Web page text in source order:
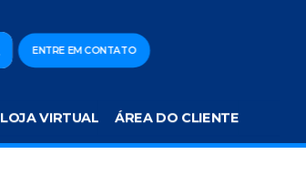
ENTRE EM CONTATO
LOJA VIRTUAL ÁREA DO CLIENTE